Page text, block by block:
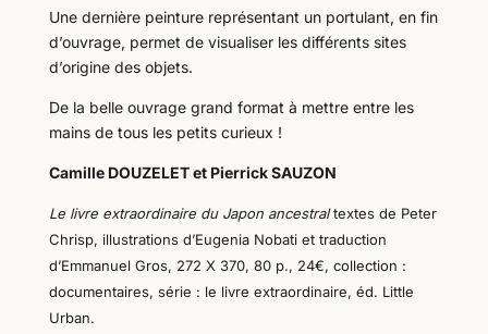
Une dernière peinture représentant un portulant, en fin
d’ouvrage, permet de visualiser les différents sites
d’origine des objets.
De la belle ouvrage grand format à mettre entre les
mains de tous les petits curieux !
Camille DOUZELET et Pierrick SAUZON
Le livre extraordinaire du Japon ancestraltextes de Peter
Chrisp, illustrations d’Eugenia Nobati et traduction
d’Emmanuel Gros, 272 X 370, 80 p., 24€, collection :
documentaires, série : le livre extraordinaire, éd. Little
Urban.